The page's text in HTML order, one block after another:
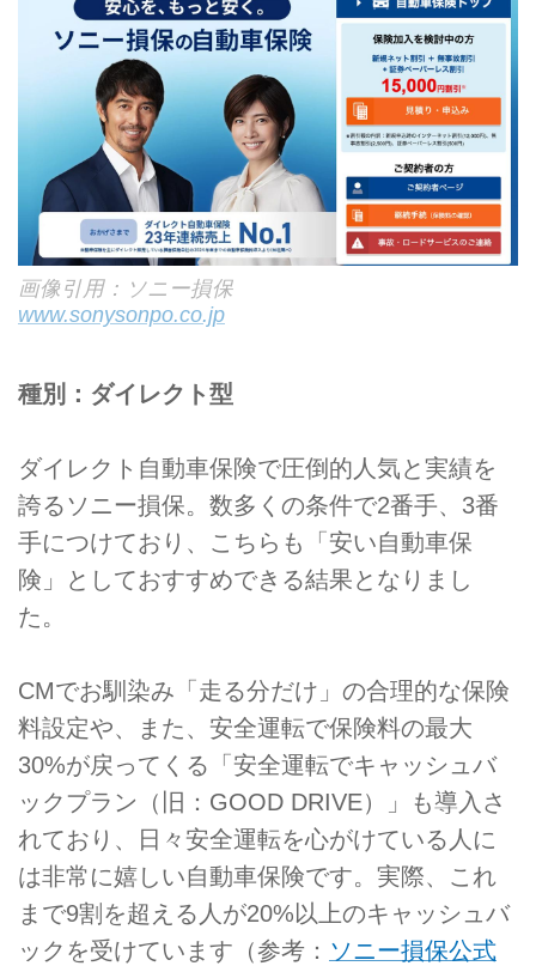
画像引用：ソニー損保
www.sonysonpo.co.jp
種別：ダイレクト型
ダイレクト自動車保険で圧倒的人気と実績を
誇るソニー損保。数多くの条件で2番手、3番
手につけており、こちらも「安い自動車保
険」としておすすめできる結果となりまし
た。
CMでお馴染み「走る分だけ」の合理的な保険
料設定や、また、安全運転で保険料の最大
30%が戻ってくる「安全運転でキャッシュバ
ックプラン（旧：GOOD DRIVE）」も導入さ
れており、日々安全運転を心がけている人に
は非常に嬉しい自動車保険です。実際、これ
まで9割を超える人が20%以上のキャッシュバ
ックを受けています（参考： ソニー損保公式